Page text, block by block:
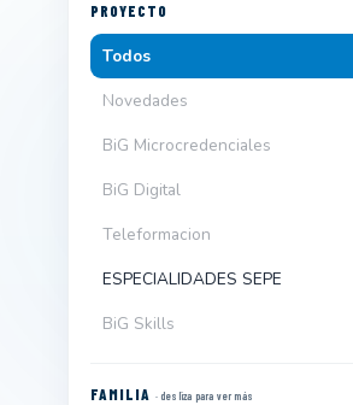
PROYECTO
Todos
Novedades
BiG Microcredenciales
BiG Digital
Teleformacion
ESPECIALIDADES SEPE
BiG Skills
FAMILIA · desliza para ver más